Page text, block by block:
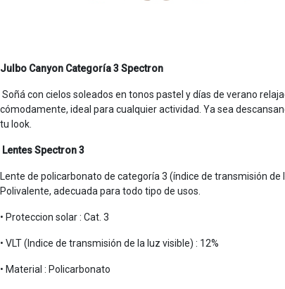
Julbo Canyon Categoría 3 Spectron
Soñá con cielos soleados en tonos pastel y días de verano
cómodamente, ideal para cualquier actividad. Ya sea
tu look.
Lentes Spectron 3
Lente de policarbonato de categoría 3 (índice de transmisión
Polivalente, adecuada para todo tipo de usos.
• Proteccion solar : Cat. 3
• VLT (Indice de transmisión de la luz visible) : 12%
• Material : Policarbonato